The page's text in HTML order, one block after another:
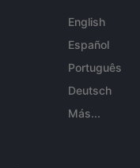
English
Español
Português
Deutsch
Más...